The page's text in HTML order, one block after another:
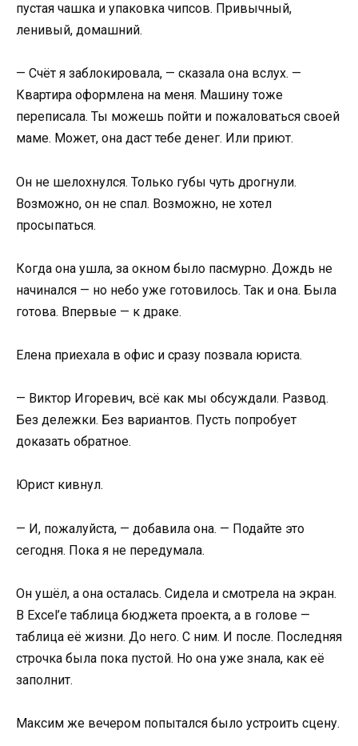
пустая чашка и упаковка чипсов. Привычный,
ленивый, домашний.
— Счёт я заблокировала, — сказала она вслух. —
Квартира оформлена на меня. Машину тоже
переписала. Ты можешь пойти и пожаловаться своей
маме. Может, она даст тебе денег. Или приют.
Он не шелохнулся. Только губы чуть дрогнули.
Возможно, он не спал. Возможно, не хотел
просыпаться.
Когда она ушла, за окном было пасмурно. Дождь не
начинался — но небо уже готовилось. Так и она. Была
готова. Впервые — к драке.
Елена приехала в офис и сразу позвала юриста.
— Виктор Игоревич, всё как мы обсуждали. Развод.
Без дележки. Без вариантов. Пусть попробует
доказать обратное.
Юрист кивнул.
— И, пожалуйста, — добавила она. — Подайте это
сегодня. Пока я не передумала.
Он ушёл, а она осталась. Сидела и смотрела на экран.
В Excel’е таблица бюджета проекта, а в голове —
таблица её жизни. До него. С ним. И после. Последняя
строчка была пока пустой. Но она уже знала, как её
заполнит.
Максим же вечером попытался было устроить сцену.